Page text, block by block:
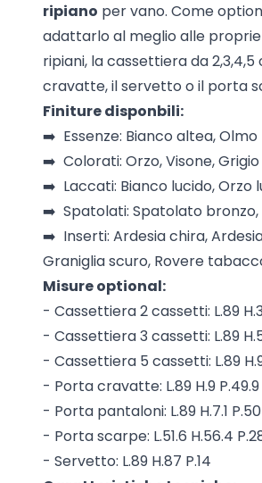
ripiano per vano. Come
adattarlo al meglio alle
ripiani, la cassettiera da
cravatte, il servetto o il porta
Finiture disponbili:
➡️ Essenze: Bianco altea,
➡️ Colorati: Orzo, Visone,
➡️ Laccati: Bianco lucido, Orzo
➡️ Spatolati: Spatolato
➡️ Inserti: Ardesia chira,
Graniglia scuro, Rovere
Misure optional:
- Cassettiera 2 cassetti: L.89
- Cassettiera 3 cassetti: L.89
- Cassettiera 5 cassetti: L.89
- Porta cravatte: L.89 H.9 P.49.9
- Porta pantaloni: L.89 H.7.1 P.50
- Porta scarpe: L.51.6 H.56.4
- Servetto: L.89 H.87 P.14